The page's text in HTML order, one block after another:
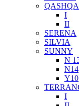
I
II
SERENA
SILVIA
SUNNY
N
N14
Y10
I